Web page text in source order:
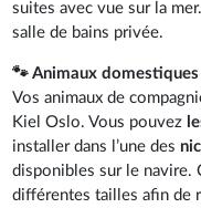
suites avec vue sur la
salle de bains privée.
🐾 Animaux domestiques
Vos animaux de
Kiel Oslo. Vous pouvez
installer dans l’une des
disponibles sur le navire.
différentes tailles afin de